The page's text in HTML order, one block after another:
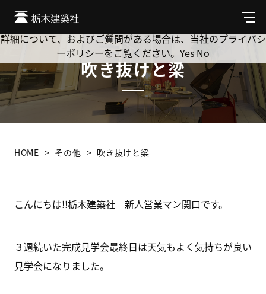
メ
ニ
ュ
吹き抜けと梁
HOME その他 吹き抜けと梁
こんにちは!!栃木建築社 新人営業マン関口です。
３週続いた完成見学会最終日は天気もよく気持ちが良い
見学会になりました。
Cookie を使用して、お客様の活動を追跡してもよろしいです
か? 当社ではお客様のプライバシーを極めて重視しています。
詳細について、およびご質問がある場合は、当社のプライバシ
ーポリシーをご覧ください。 Yes No